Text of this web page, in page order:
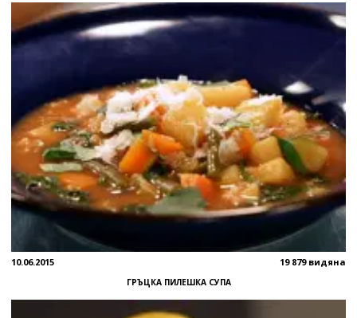
10.06.2015 19 879 видяна
ГРЪЦКА ПИЛЕШКА СУПА